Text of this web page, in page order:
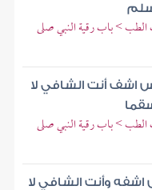
> باب رقية النبي صلى
اشف أنت الشافي لا
> باب رقية النبي صلى
وأنت الشافي لا